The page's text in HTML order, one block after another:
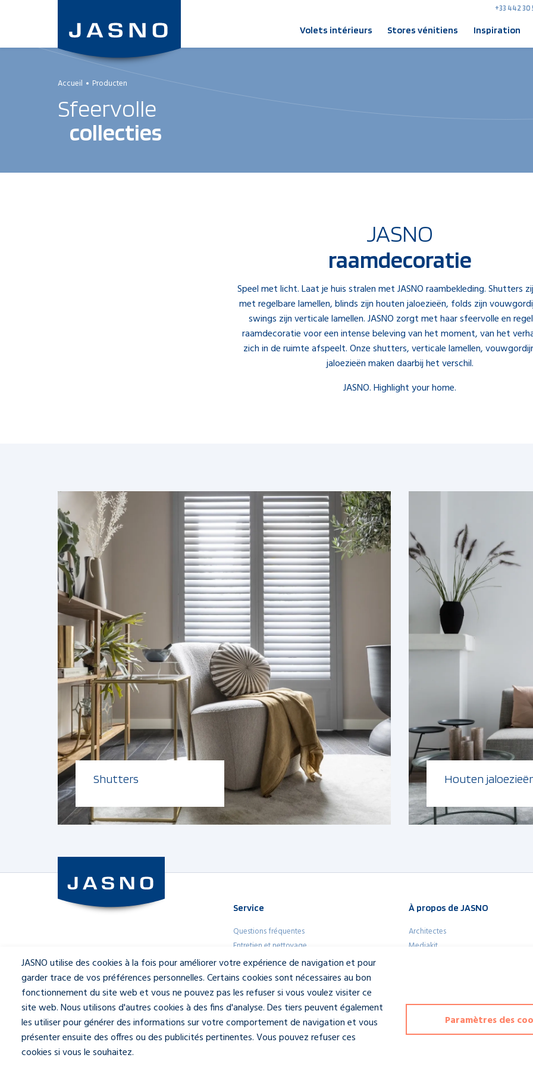
principal
+33 442 30
Volets intérieurs Stores vénitiens Inspiration
Accueil Producten
Sfeervolle
collecties
JASNO
raamdecoratie
Speel met licht. Laat je huis stralen met JASNO raambekleding. Shutters
met regelbare lamellen, blinds zijn houten jaloezieën, folds zijn
swings zijn verticale lamellen. JASNO zorgt met haar sfeervolle en
raamdecoratie voor een intense beleving van het moment, van het
zich in de ruimte afspeelt. Onze shutters, verticale lamellen,
jaloezieën maken daarbij het verschil.
JASNO. Highlight your home.
Shutters
Lire plus
Houten
Lire plus
Service
Questions fréquentes
Entretien et nettoyage
Shutters app pour iPhone et Android
Garantie
À propos de JASNO
Architectes
Mediakit
Avis de non-responsabilité & Politique de confidentialité|Paramètres des cookies
JASNO utilise des cookies à la fois pour améliorer votre expérience de navigation et pour
garder trace de vos préférences personnelles. Certains cookies sont nécessaires au bon
fonctionnement du site web et vous ne pouvez pas les refuser si vous voulez visiter ce
site web. Nous utilisons d'autres cookies à des fins d'analyse. Des tiers peuvent également
les utiliser pour générer des informations sur votre comportement de navigation et vous
présenter ensuite des offres ou des publicités pertinentes. Vous pouvez refuser ces
cookies si vous le souhaitez.
Paramètres des